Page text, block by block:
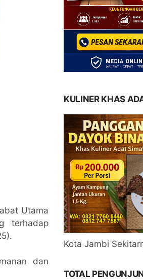
Utama
terhadap
dan
KULINER KHAS
Kota Jambi
TOTAL